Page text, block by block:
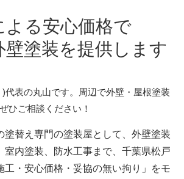
よる安心価格で
壁塗装を提供します
代表の丸山です。周辺で外壁・屋根塗装
ひご相談ください！
塗替え専門の塗装屋として、外壁塗装
室内塗装、防水工事まで、千葉県松戸
工・安心価格・妥協の無い拘り」をモ